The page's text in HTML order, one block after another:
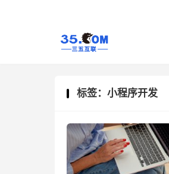
标签：小程序开发